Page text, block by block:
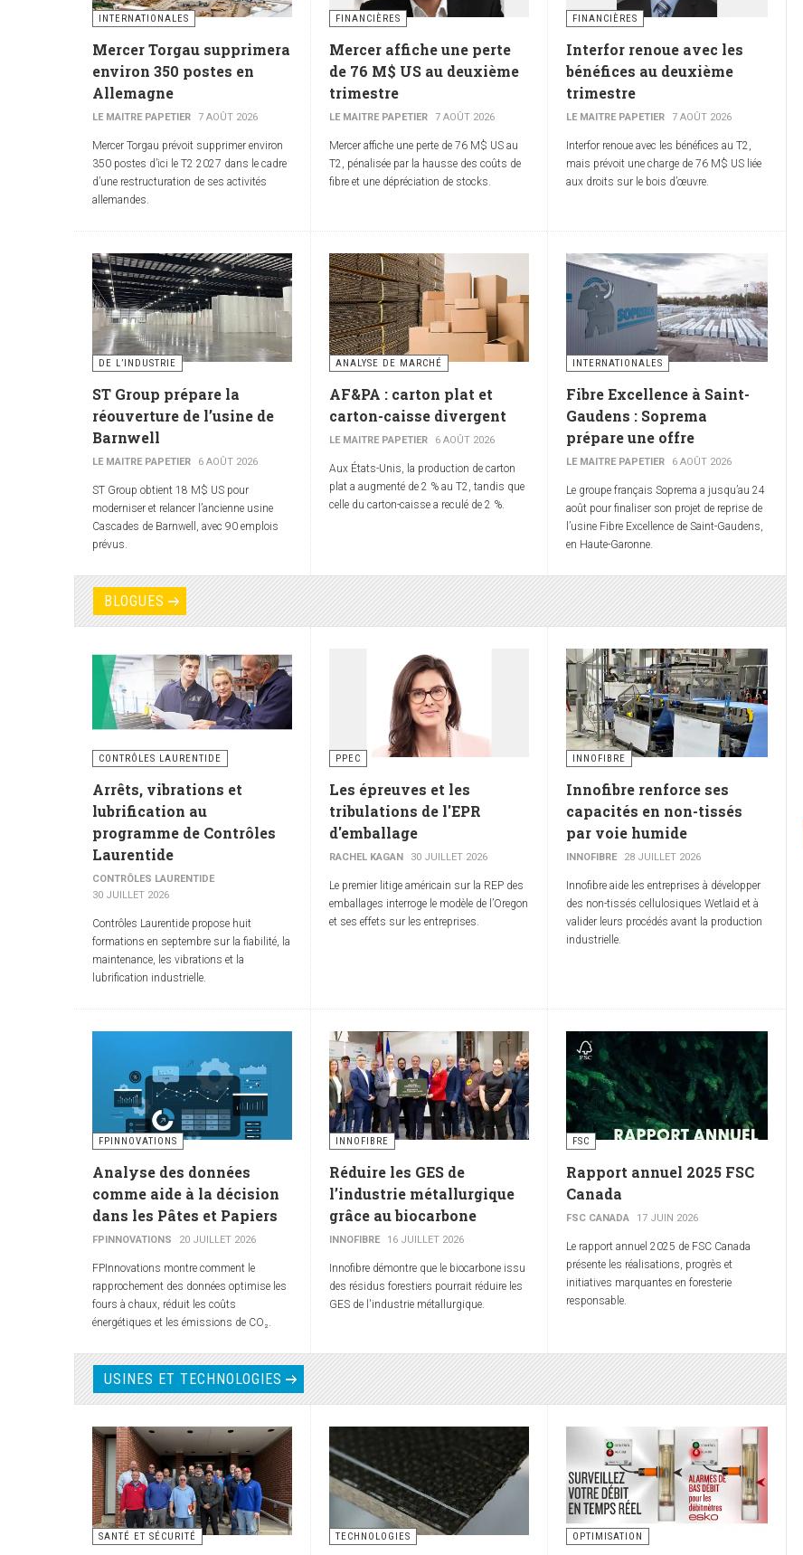
INTERNATIONALES
Mercer Torgau supprimera
environ 350 postes en
Allemagne
LE MAITRE PAPETIER 7 AOÛT 2026
Mercer Torgau prévoit supprimer environ
350 postes d’ici le T2 2027 dans le cadre
d’une restructuration de ses activités
allemandes.
FINANCIÈRES
Mercer affiche une perte
de 76 M$ US au deuxième
trimestre
LE MAITRE PAPETIER 7 AOÛT 2026
Mercer affiche une perte de 76 M$ US au
T2, pénalisée par la hausse des coûts de
fibre et une dépréciation de stocks.
FINANCIÈRES
Interfor renoue avec les
bénéfices au deuxième
trimestre
LE MAITRE PAPETIER 7 AOÛT 2026
Interfor renoue avec les bénéfices au T2,
mais prévoit une charge de 76 M$ US liée
aux droits sur le bois d’œuvre.
DE L’INDUSTRIE
ST Group prépare la
réouverture de l’usine de
Barnwell
LE MAITRE PAPETIER 6 AOÛT 2026
ST Group obtient 18 M$ US pour
moderniser et relancer l’ancienne usine
Cascades de Barnwell, avec 90 emplois
prévus.
ANALYSE DE MARCHÉ
AF&PA : carton plat et
carton-caisse divergent
LE MAITRE PAPETIER 6 AOÛT 2026
Aux États-Unis, la production de carton
plat a augmenté de 2 % au T2, tandis que
celle du carton-caisse a reculé de 2 %.
INTERNATIONALES
Fibre Excellence à Saint-
Gaudens : Soprema
prépare une offre
LE MAITRE PAPETIER 6 AOÛT 2026
Le groupe français Soprema a jusqu’au 24
août pour finaliser son projet de reprise de
l’usine Fibre Excellence de Saint-Gaudens,
en Haute-Garonne.
BLOGUES
CONTRÔLES LAURENTIDE
Arrêts, vibrations et
lubrification au
programme de Contrôles
Laurentide
CONTRÔLES LAURENTIDE
30 JUILLET 2026
Contrôles Laurentide propose huit
formations en septembre sur la fiabilité, la
maintenance, les vibrations et la
lubrification industrielle.
PPEC
Les épreuves et les
tribulations de l'EPR
d'emballage
RACHEL KAGAN 30 JUILLET 2026
Le premier litige américain sur la REP des
emballages interroge le modèle de l’Oregon
et ses effets sur les entreprises.
INNOFIBRE
Innofibre renforce ses
capacités en non-tissés
par voie humide
INNOFIBRE 28 JUILLET 2026
Innofibre aide les entreprises à développer
des non-tissés cellulosiques Wetlaid et à
valider leurs procédés avant la production
industrielle.
FPINNOVATIONS
Analyse des données
comme aide à la décision
dans les Pâtes et Papiers
FPINNOVATIONS 20 JUILLET 2026
FPInnovations montre comment le
rapprochement des données optimise les
fours à chaux, réduit les coûts
énergétiques et les émissions de CO₂.
INNOFIBRE
Réduire les GES de
l’industrie métallurgique
grâce au biocarbone
INNOFIBRE 16 JUILLET 2026
Innofibre démontre que le biocarbone issu
des résidus forestiers pourrait réduire les
GES de l'industrie métallurgique.
FSC
Rapport annuel 2025 FSC
Canada
FSC CANADA 17 JUIN 2026
Le rapport annuel 2025 de FSC Canada
présente les réalisations, progrès et
initiatives marquantes en foresterie
responsable.
USINES ET TECHNOLOGIES
SANTÉ ET SÉCURITÉ TECHNOLOGIES OPTIMISATION